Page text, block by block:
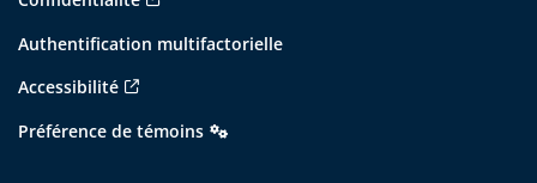
Authentification multifactorielle
Accessibilité
Préférence de témoins